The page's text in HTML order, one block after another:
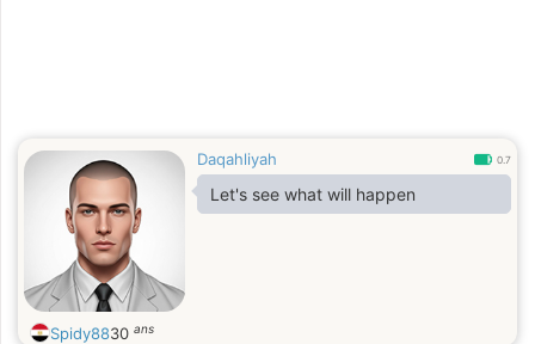
Daqahliyah 0.7
Let's see what will happen
Spidy8830 ans